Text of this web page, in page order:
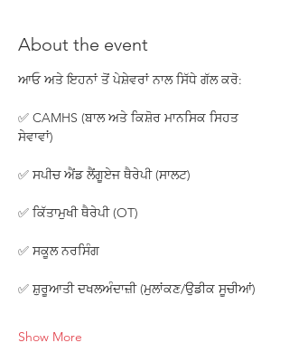
About the event
ਆਓ ਅਤੇ ਇਹਨਾਂ ਤੋਂ ਪੇਸ਼ੇਵਰਾਂ ਨਾਲ ਸਿੱਧੇ ਗੱਲ ਕਰੋ:
✅ CAMHS (ਬਾਲ ਅਤੇ ਕਿਸ਼ੋਰ ਮਾਨਸਿਕ ਸਿਹਤ
ਸੇਵਾਵਾਂ)
✅ ਸਪੀਚ ਐਂਡ ਲੈਂਗੂਏਜ ਥੈਰੇਪੀ (ਸਾਲਟ)
✅ ਕਿੱਤਾਮੁਖੀ ਥੈਰੇਪੀ (OT)
✅ ਸਕੂਲ ਨਰਸਿੰਗ
✅ ਸ਼ੁਰੂਆਤੀ ਦਖਲਅੰਦਾਜ਼ੀ (ਮੁਲਾਂਕਣ/ਉਡੀਕ ਸੂਚੀਆਂ)
Show More